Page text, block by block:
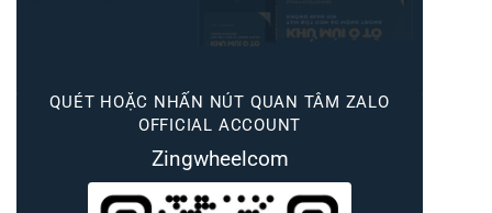
QUÉT HOẶC NHẤN NÚT QUAN TÂM ZALO
OFFICIAL ACCOUNT
Zingwheelcom